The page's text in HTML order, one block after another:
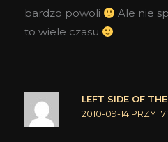
bardzo powoli
Ale nie
to wiele czasu
LEFT SIDE OF
2010-09-14 PRZY